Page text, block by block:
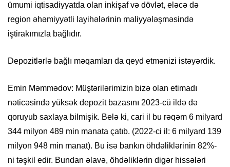
ümumi iqtisadiyyatda olan inkişaf və dövlət, eləcə də
region əhəmiyyətli layihələrinin maliyyələşməsində
iştirakımızla bağlıdır.
Depozitlərlə bağlı məqamları da qeyd etmənizi istəyərdik.
Emin Məmmədov: Müştərilərimizin bizə olan etimadı
nəticəsində yüksək depozit bazasını 2023-cü ildə də
qoruyub saxlaya bilmişik. Belə ki, cari il bu rəqəm 6 milyard
344 milyon 489 min manata çatıb. (2022-ci il: 6 milyard 139
milyon 948 min manat). Bu isə bankın öhdəliklərinin 82%-
ni təşkil edir. Bundan əlavə, öhdəliklərin digər hissələri